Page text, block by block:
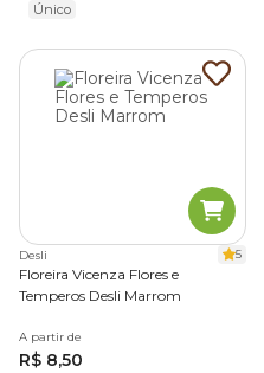
Único
Desli 5
Floreira Vicenza Flores e
Temperos Desli Marrom
A partir de
R$ 8,50